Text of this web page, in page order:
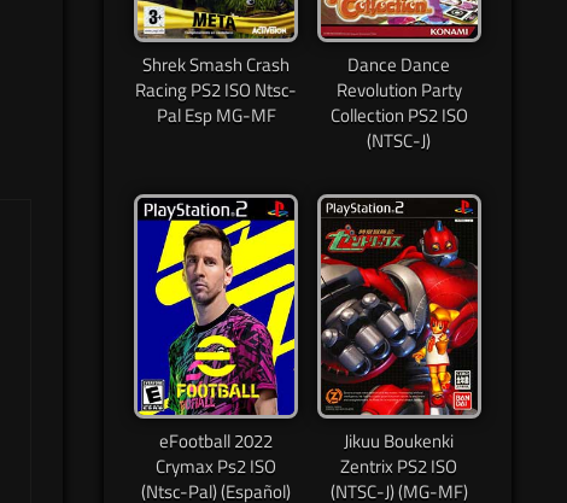
Shrek Smash Crash
Racing PS2 ISO Ntsc-
Pal Esp MG-MF
Dance Dance
Revolution Party
Collection PS2 ISO
(NTSC-J)
eFootball 2022
Crymax Ps2 ISO
(Ntsc-Pal) (Español)
Jikuu Boukenki
Zentrix PS2 ISO
(NTSC-J) (MG-MF)